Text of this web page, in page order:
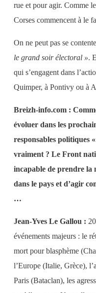
rue et pour agir. Comme
Corses commencent à le
On ne peut pas se
le grand soir électoral ».
qui s’engagent dans
Quimper, à Pontivy ou à
Breizh-info.com :
évoluer dans les
responsables politiques
vraiment ? Le Front
incapable de prendre la
dans le pays et d’agir
…
Jean-Yves Le Gallou :
événements majeurs : le
mort pour blasphème
l’Europe (Italie, Grèce),
Paris (Bataclan), les